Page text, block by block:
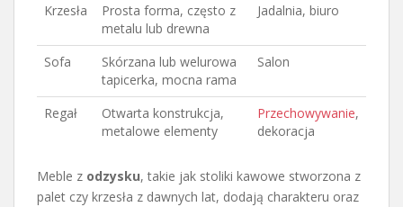
Krzesła
Prosta forma, często z
metalu lub drewna
Jadalnia, biuro
Sofa
Skórzana lub welurowa
tapicerka, mocna rama
Salon
Regał
Otwarta konstrukcja,
metalowe elementy
Przechowywanie,
dekoracja
Meble z odzysku, takie jak stoliki kawowe stworzona z
palet czy krzesła z dawnych lat, dodają charakteru oraz